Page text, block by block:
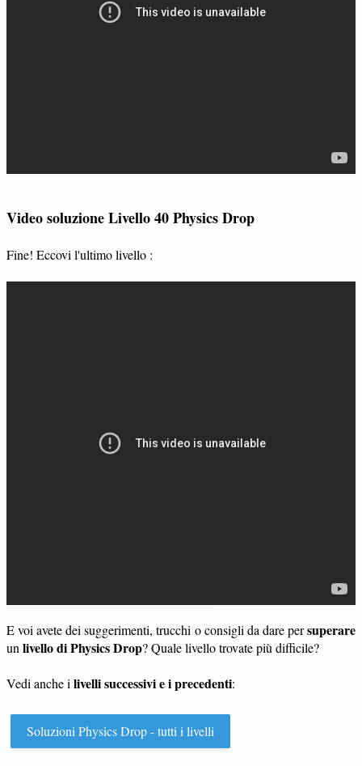
Video soluzione Livello 40 Physics Drop
Fine! Eccovi l'ultimo livello :
E voi avete dei suggerimenti, trucchi o consigli da dare persuperare
un livello di Physics Drop? Quale livello trovate più difficile?
Vedi anche i livelli successivi e i precedenti:
Soluzioni Physics Drop - tutti i livelli